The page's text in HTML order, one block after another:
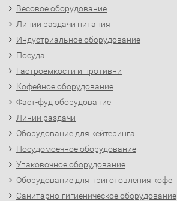
Весовое оборудование
Линии раздачи питания
Индустриальное оборудование
Посуда
Гастроемкости и противни
Кофейное оборудование
Фаст-фуд оборудование
Линии раздачи
Оборудование для кейтеринга
Посудомоечное оборудование
Упаковочное оборудование
Оборудование для приготовления кофе
Санитарно-гигиеническое оборудование